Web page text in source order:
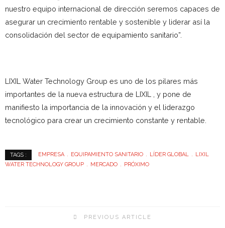
nuestro equipo internacional de dirección seremos capaces de
asegurar un crecimiento rentable y sostenible y liderar así la
consolidación del sector de equipamiento sanitario”.
LIXIL Water Technology Group es uno de los pilares más
importantes de la nueva estructura de LIXIL , y pone de
manifiesto la importancia de la innovación y el liderazgo
tecnológico para crear un crecimiento constante y rentable.
TAGS : EMPRESA EQUIPAMIENTO SANITARIO LÍDER GLOBAL
LIXIL
WATER TECHNOLOGY GROUP
MERCADO PRÓXIMO
PREVIOUS ARTICLE